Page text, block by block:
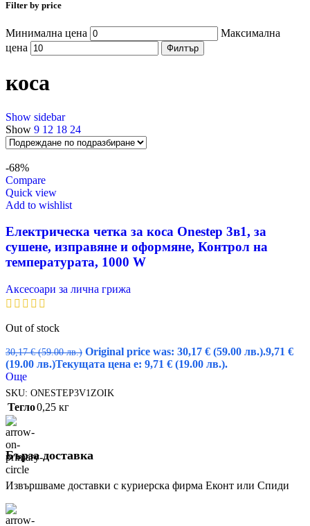
Filter by price
Минимална цена
Максимална
цена
Филтър
коса
Show sidebar
Show 9 12 18 24
-68%
Compare
Quick view
Add to wishlist
Електрическа четка за коса Onestep 3в1, за
сушене, изправяне и оформяне, Контрол на
температурата, 1000 W
Аксесоари за лична грижа
Out of stock
30,17€ (59.00 лв.) Original price was: 30,17 € (59.00 лв.).9,71 €
(19.00 лв.)Текущата цена е: 9,71 € (19.00 лв.).
Още
SKU: ONESTEP3V1ZOIK
Тегло0,25 кг
Бърза доставка
Извършваме доставки с куриерска фирма Еконт или Спиди